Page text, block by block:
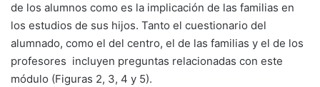
de los alumnos como es la implicación de las familias en
los estudios de sus hijos. Tanto el cuestionario del
alumnado, como el del centro, el de las familias y el de los
profesores incluyen preguntas relacionadas con este
módulo (Figuras 2, 3, 4 y 5).